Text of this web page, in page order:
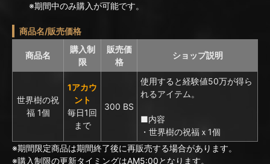
※期間中のみ購入が可能です。
商品名/販売価格
商品名
購入制
限
販売価
格
ショップ説明
世界樹の祝
福 1個
1アカウ
ント
毎日1回
まで
300 BS
使用すると経験値50万が得ら
れるアイテム。
■内容
・世界樹の祝福ｘ1個
※期間限定商品は期間終了後に再販売する場合があります。
※購入制限の更新タイミングはAM5:00となります。